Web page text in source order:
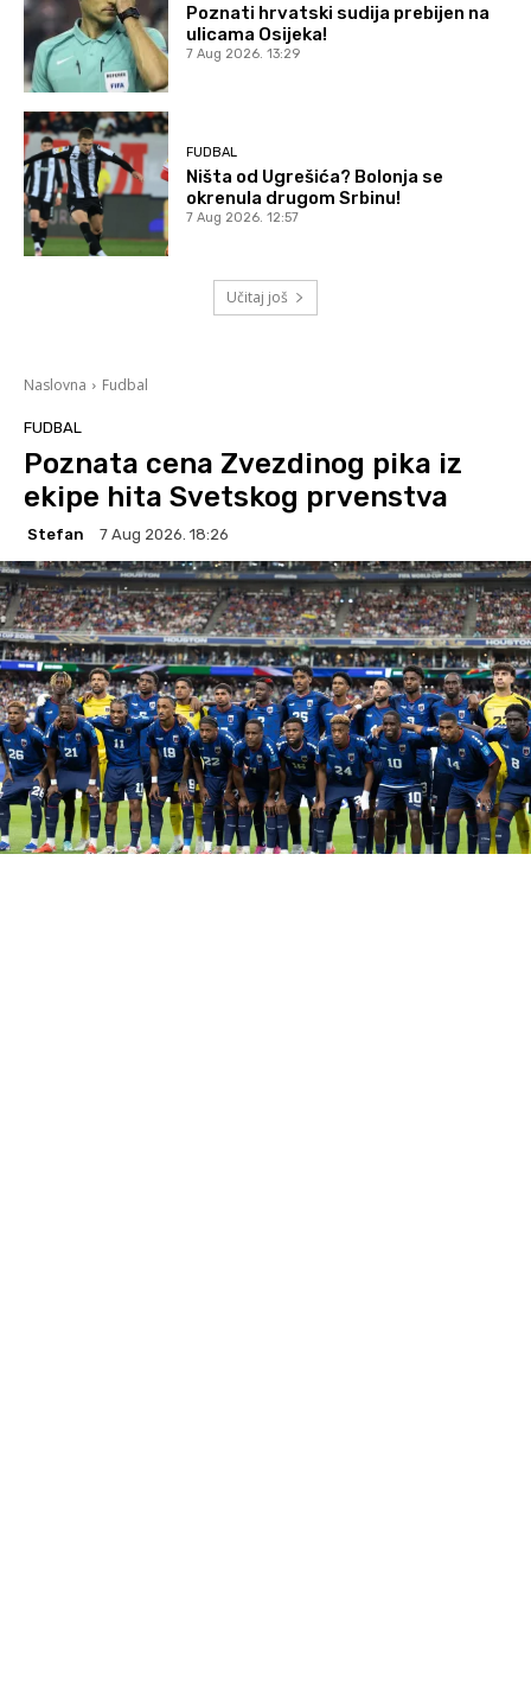
Poznati hrvatski sudija prebijen na
ulicama Osijeka!
7 Aug 2026. 13:29
FUDBAL
Ništa od Ugrešića? Bolonja se
okrenula drugom Srbinu!
7 Aug 2026. 12:57
Učitaj još